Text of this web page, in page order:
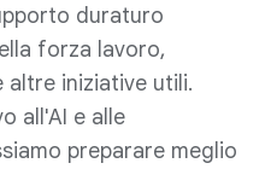
duraturo
forza lavoro,
iniziative utili.
all'AI e alle
preparare meglio